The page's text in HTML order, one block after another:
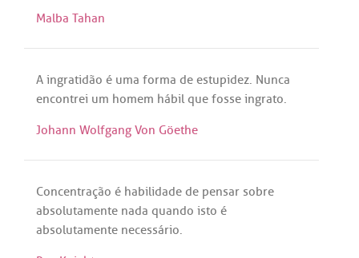
Malba Tahan
A ingratidão é uma forma de estupidez. Nunca
encontrei um homem hábil que fosse ingrato.
Johann Wolfgang Von Göethe
Concentração é habilidade de pensar sobre
absolutamente nada quando isto é
absolutamente necessário.